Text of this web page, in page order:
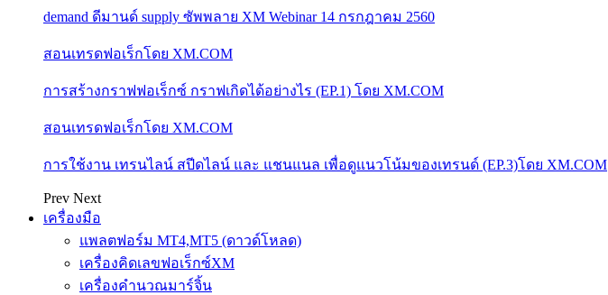
demand ดีมานด์ supply ซัพพลาย XM Webinar 14 กรกฎาคม 2560
สอนเทรดฟอเร็กโดย XM.COM
การสร้างกราฟฟอเร็กซ์ กราฟเกิดได้อย่างไร (EP.1) โดย XM.COM
สอนเทรดฟอเร็กโดย XM.COM
การใช้งาน เทรนไลน์ สปีดไลน์ และ แชนแนล เพื่อดูแนวโน้มของเทรนด์ (EP.3)โดย XM.COM
Prev Next
เครื่องมือ
แพลตฟอร์ม MT4,MT5 (ดาวด์โหลด)
เครื่องคิดเลขฟอเร็กซ์XM
เครื่องคำนวณมาร์จิ้น